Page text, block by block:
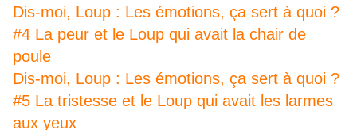
Dis-moi, Loup : Les émotions, ça sert à quoi ?
#4 La peur et le Loup qui avait la chair de
poule
Dis-moi, Loup : Les émotions, ça sert à quoi ?
#5 La tristesse et le Loup qui avait les larmes
aux yeux